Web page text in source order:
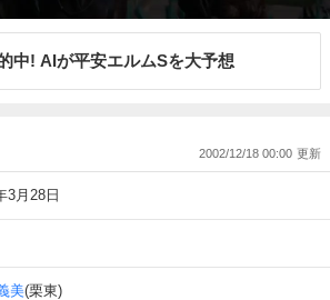
中! AIが平安エルムSを大予想
2002/12/18 00:00
3月28日
美(栗東)